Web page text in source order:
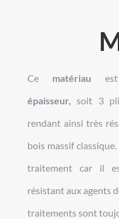
Ce matériau est
épaisseur,soit 3
rendant ainsi très
bois massif
traitement car il
résistant aux agents
traitements sont